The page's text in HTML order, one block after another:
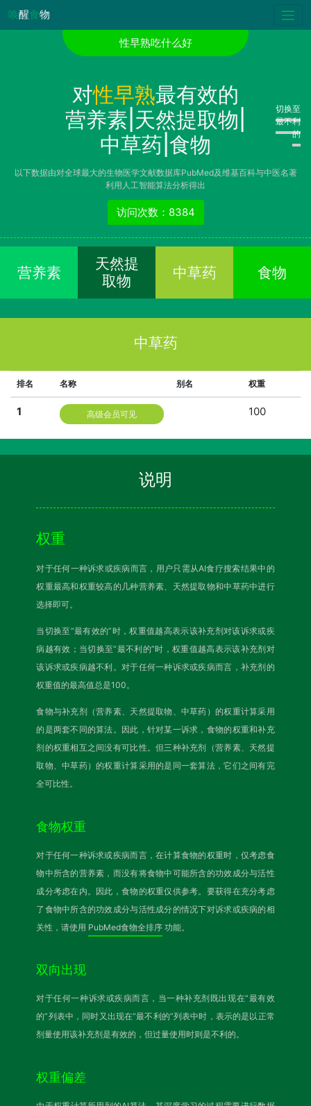
唤醒食物
性早熟吃什么好
对性早熟最有效的
营养素|天然提取物|
中草药|食物
切换至
最不利
的
以下数据由对全球最大的生物医学文献数据库PubMed及维基百科与中医名著
利用人工智能算法分析得出
访问次数：8384
营养素
天然提
取物
中草药 食物
中草药
排名 名称 别名 权重
1 高级会员可见 100
说明
权重
对于任何一种诉求或疾病而言，用户只需从AI食疗搜索结果中的
权重最高和权重较高的几种营养素、天然提取物和中草药中进行
选择即可。
当切换至“最有效的”时，权重值越高表示该补充剂对该诉求或疾
病越有效；当切换至“最不利的”时，权重值越高表示该补充剂对
该诉求或疾病越不利。对于任何一种诉求或疾病而言，补充剂的
权重值的最高值总是100。
食物与补充剂（营养素、天然提取物、中草药）的权重计算采用
的是两套不同的算法。因此，针对某一诉求，食物的权重和补充
剂的权重相互之间没有可比性。但三种补充剂（营养素、天然提
取物、中草药）的权重计算采用的是同一套算法，它们之间有完
全可比性。
食物权重
对于任何一种诉求或疾病而言，在计算食物的权重时，仅考虑食
物中所含的营养素，而没有将食物中可能所含的功效成分与活性
成分考虑在内。因此，食物的权重仅供参考。要获得在充分考虑
了食物中所含的功效成分与活性成分的情况下对诉求或疾病的相
关性，请使用 PubMed食物全排序 功能。
双向出现
对于任何一种诉求或疾病而言，当一种补充剂既出现在“最有效
的”列表中，同时又出现在“最不利的”列表中时，表示的是以正常
剂量使用该补充剂是有效的，但过量使用时则是不利的。
权重偏差